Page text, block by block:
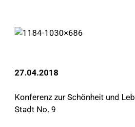
27.04.2018
Konferenz zur Schönheit und
Stadt No. 9